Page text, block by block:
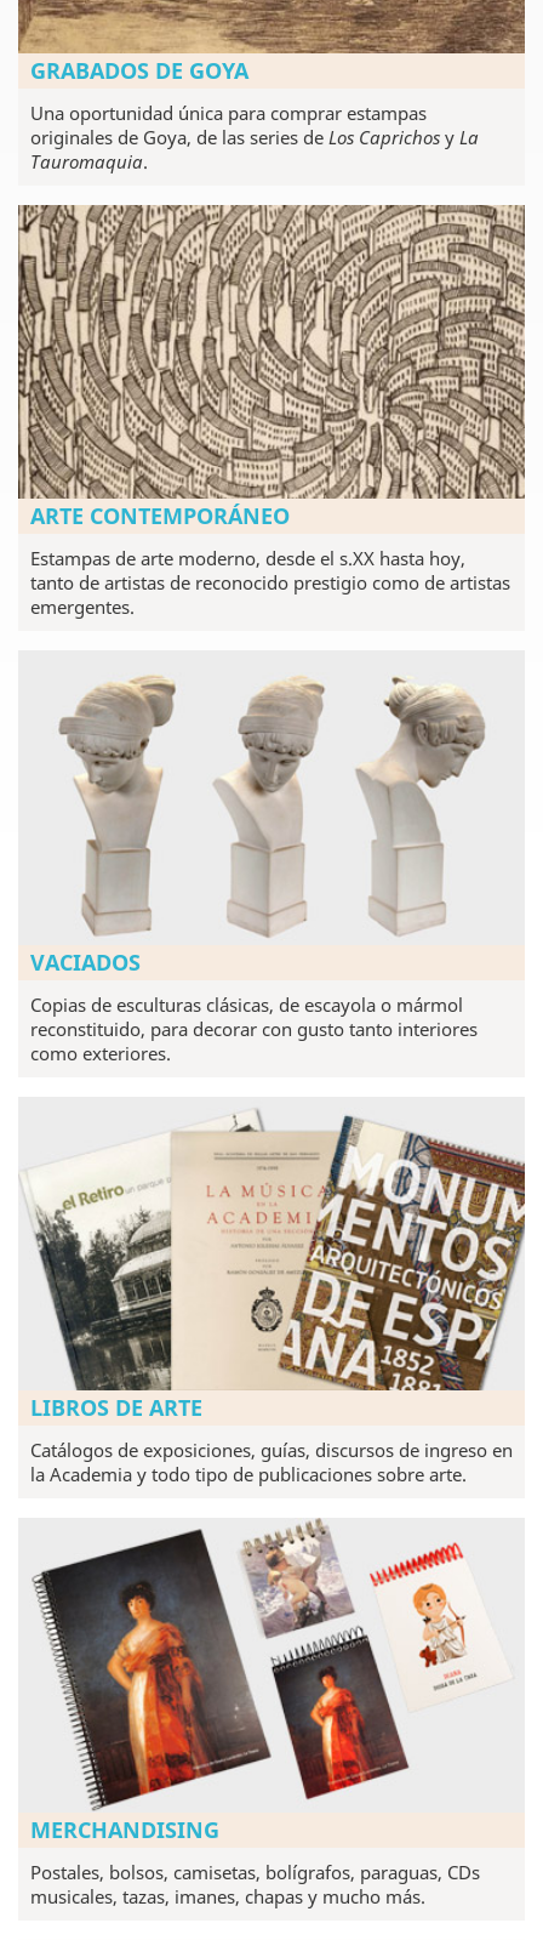
GRABADOS DE GOYA
Una oportunidad única para comprar estampas
originales de Goya, de las series de Los Caprichos y La
Tauromaquia.
ARTE CONTEMPORÁNEO
Estampas de arte moderno, desde el s.XX hasta hoy,
tanto de artistas de reconocido prestigio como de artistas
emergentes.
VACIADOS
Copias de esculturas clásicas, de escayola o mármol
reconstituido, para decorar con gusto tanto interiores
como exteriores.
LIBROS DE ARTE
Catálogos de exposiciones, guías, discursos de ingreso en
la Academia y todo tipo de publicaciones sobre arte.
MERCHANDISING
Postales, bolsos, camisetas, bolígrafos, paraguas, CDs
musicales, tazas, imanes, chapas y mucho más.